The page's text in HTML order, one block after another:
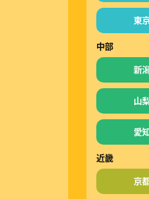
東
中部
新
山
愛
近畿
京